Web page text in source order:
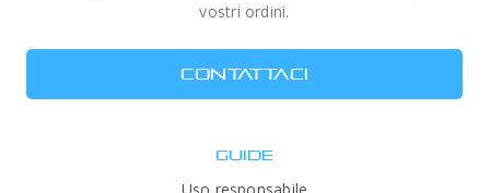
vostri ordini.
CONTATTACI
GUIDE